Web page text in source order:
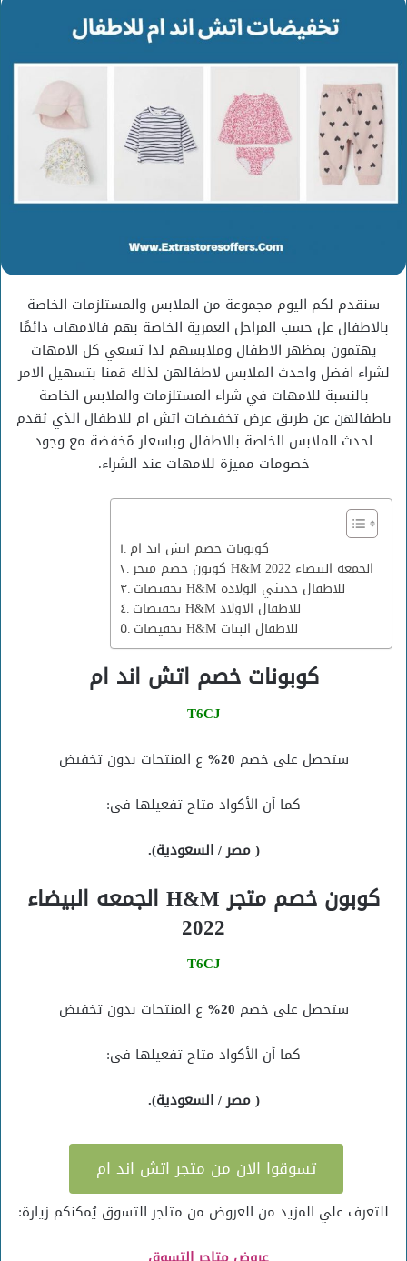
سنقدم لكم اليوم مجموعة من الملابس والمستلزمات الخاصة
بالاطفال عل حسب المراحل العمرية الخاصة بهم فالامهات دائمًا
يهتمون بمظهر الاطفال وملابسهم لذا تسعي كل الامهات
لشراء افضل واحدث الملابس لاطفالهن لذلك قمنا بتسهيل الامر
بالنسبة للامهات في شراء المستلزمات والملابس الخاصة
باطفالهن عن طريق عرض تخفيضات اتش ام للاطفال الذي يُقدم
احدث الملابس الخاصة بالاطفال وباسعار مُخفضة مع وجود
خصومات مميزة للامهات عند الشراء.
كوبونات خصم اتش اند ام
كوبون خصم متجر H&M الجمعه البيضاء 2022
تخفيضات H&M للاطفال حديثي الولادة
تخفيضات H&M للاطفال الاولاد
تخفيضات H&M للاطفال البنات
كوبونات خصم اتش اند ام
T6CJ
ستحصل على خصم
ع المنتجات بدون تخفيض
كما أن الأكواد متاح تفعيلها فى:
( مصر / السعودية).
كوبون خصم متجر H&M الجمعه البيضاء
2022
T6CJ
ستحصل على خصم
ع المنتجات بدون تخفيض
كما أن الأكواد متاح تفعيلها فى:
( مصر / السعودية).
تسوقوا الان من متجر اتش اند ام
للتعرف علي المزيد من العروض من متاجر التسوق يُمكنكم زيارة: